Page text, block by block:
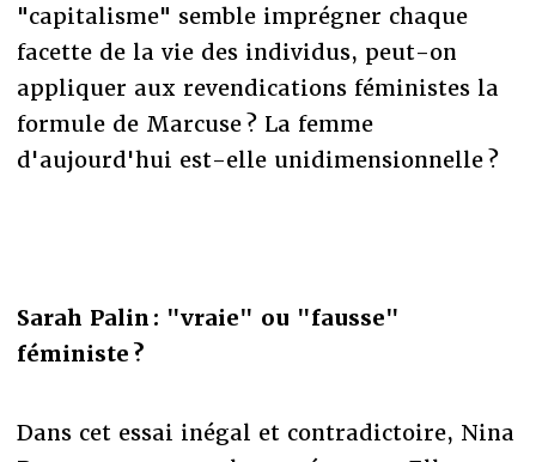
"capitalisme" semble imprégner chaque
facette de la vie des individus, peut-on
appliquer aux revendications féministes la
formule de Marcuse ? La femme
d'aujourd'hui est-elle unidimensionnelle ?
Sarah Palin : "vraie" ou "fausse"
féministe ?
Dans cet essai inégal et contradictoire, Nina